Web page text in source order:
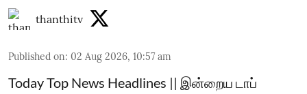
thanthitv
Published on: 02 Aug 2026, 10:57 am
Today Top News Headlines || இன்றைய டாப்